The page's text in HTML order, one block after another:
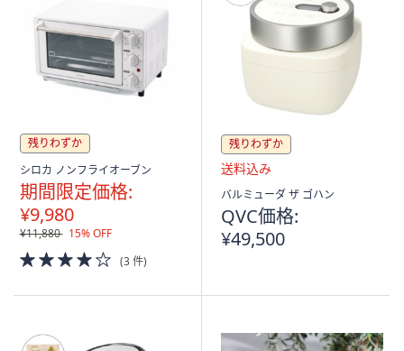
残りわずか
シロカ ノンフライオーブン
期間限定価格:
¥9,980
¥11,880 15% OFF
4.0
of
(3 件)
残りわずか
送
込
み
バルミューダ ザ ゴハン
QVC価格:
¥49,500